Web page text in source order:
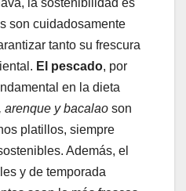
son cuidadosamente
tanto su frescura
El pescado, por
en la dieta
arenque y bacalao son
platillos, siempre
Además, el
y de temporada